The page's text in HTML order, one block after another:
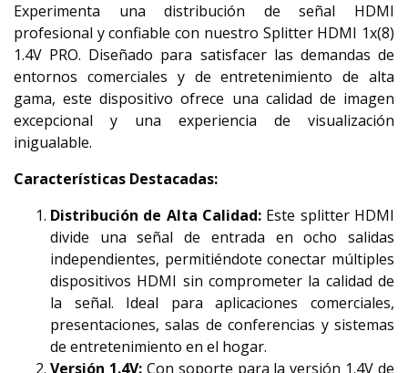
Experimenta una distribución de señal HDMI
profesional y confiable con nuestro Splitter HDMI 1x(8)
1.4V PRO. Diseñado para satisfacer las demandas de
entornos comerciales y de entretenimiento de alta
gama, este dispositivo ofrece una calidad de imagen
excepcional y una experiencia de visualización
inigualable.
Características Destacadas:
Distribución de Alta Calidad: Este splitter HDMI
divide una señal de entrada en ocho salidas
independientes, permitiéndote conectar múltiples
dispositivos HDMI sin comprometer la calidad de
la señal. Ideal para aplicaciones comerciales,
presentaciones, salas de conferencias y sistemas
de entretenimiento en el hogar.
Versión 1.4V:Con soporte para la versión 1.4V de